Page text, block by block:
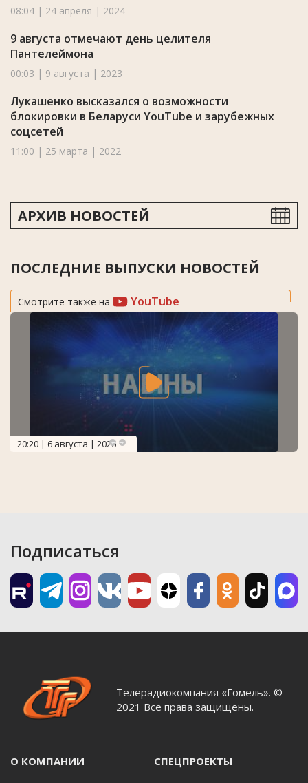
08:04 | 24 апреля | 2024
9 августа отмечают день целителя
Пантелеймона
00:03 | 9 августа | 2023
Лукашенко высказался о возможности
блокировки в Беларуси YouTube и зарубежных
соцсетей
11:00 | 25 марта | 2022
АРХИВ НОВОСТЕЙ
ПОСЛЕДНИЕ ВЫПУСКИ НОВОСТЕЙ
Смотрите также на YouTube
20:20 | 6 августа | 2026
Подписаться
Телерадиокомпания «Гомель». ©
2021 Все права защищены.
О КОМПАНИИ СПЕЦПРОЕКТЫ